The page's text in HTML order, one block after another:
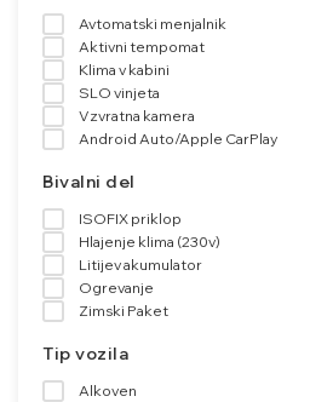
Avtomatski menjalnik
Aktivni tempomat
Klima v kabini
SLO vinjeta
Vzvratna kamera
Android Auto/Apple CarPlay
Bivalni del
ISOFIX priklop
Hlajenje klima (230v)
Litijev akumulator
Ogrevanje
Zimski Paket
Tip vozila
Alkoven